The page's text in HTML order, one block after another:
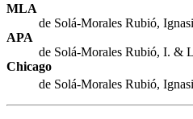
MLA
de Solá-Morales Rubió,
APA
de Solá-Morales Rubió, I. &
Chicago
de Solá-Morales Rubió,